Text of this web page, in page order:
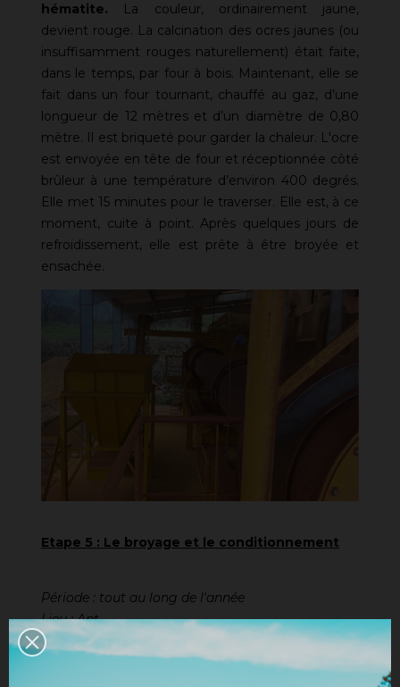
hématite. La couleur, ordinairement jaune,
devient rouge. La calcination des ocres jaunes (ou
insuffisamment rouges naturellement) était faite,
dans le temps, par four à bois. Maintenant, elle se
fait dans un four tournant, chauffé au gaz, d’une
longueur de 12 mètres et d’un diamètre de 0,80
mètre. Il est briqueté pour garder la chaleur. L'ocre
est envoyée en tête de four et réceptionnée côté
brûleur à une température d’environ 400 degrés.
Elle met 15 minutes pour le traverser. Elle est, à ce
moment, cuite à point. Après quelques jours de
refroidissement, elle est prête à être broyée et
ensachée.
Etape 5 : Le broyage et le conditionnement
Période : tout au long de l'année
Lieu : Apt
Pour obtenir d’autres teintes que le jaune et